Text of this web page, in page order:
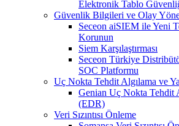
Elektronik Tablo
Güvenlik Bilgileri ve Olay
Seceon aiSIEM ile Yeni
Korunun
Siem Karşılaştırması
Seceon Türkiye
SOC Platformu
Uç Nokta Tehdit Algılama ve
Genian Uç Nokta Tehdit
(EDR)
Veri Sızıntısı Önleme